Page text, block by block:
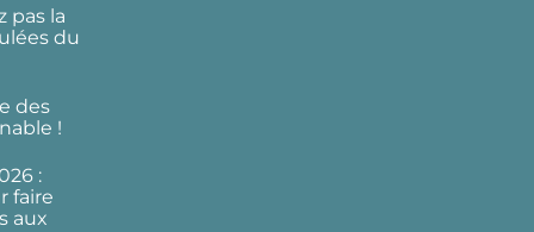
pas la
du
des
!
:
faire
aux